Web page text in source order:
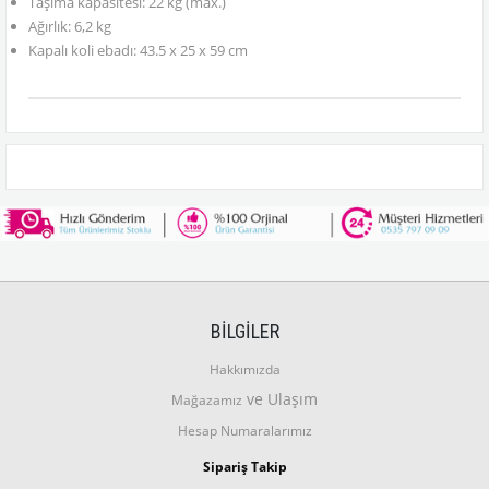
Ağırlık: 6,2 kg
Kapalı koli ebadı: 43.5 x 25 x 59 cm
BİLGİLER
Hakkımızda
Mağazamız ve Ulaşım
Hesap Numaralarımız
Sipariş Takip